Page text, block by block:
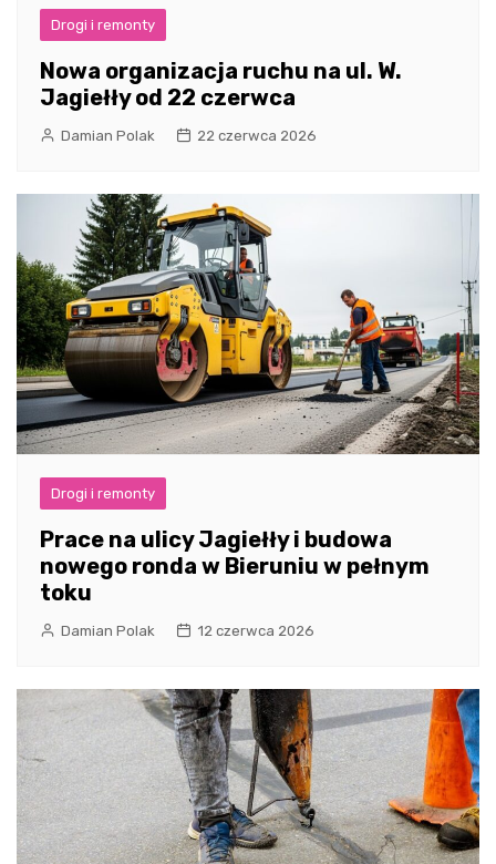
Drogi i remonty
Nowa organizacja ruchu na ul. W.
Jagiełły od 22 czerwca
Damian Polak 22 czerwca 2026
Drogi i remonty
Prace na ulicy Jagiełły i budowa
nowego ronda w Bieruniu w pełnym
toku
Damian Polak 12 czerwca 2026